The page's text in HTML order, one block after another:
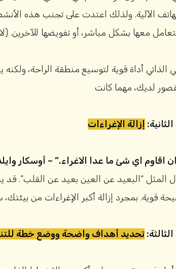
الآلية. ولذلك اعتدت على تجنب هذه
معها بشكل مباشر، أو تفويضها للآخرين.
الذاتي أداة قوية لتوسيع منطقة الراحة، ولكنه
إزالة الإغراءات
اقاوم اي شئ ما عدا الاغراء.” ~ أوسكار
المثل “البعيد عن العين بعيد عن القلب”. قد
تحديد أهداف واضحة ووضع خطة